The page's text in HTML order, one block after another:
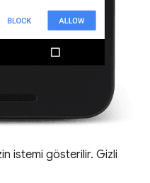
istemi gösterilir. Gizli